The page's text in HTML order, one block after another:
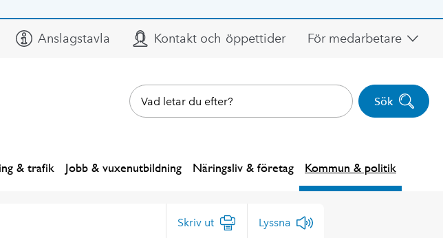
Anslagstavla Kontakt och öppettider För medarbetare
Sök
& trafik Jobb & vuxenutbildning Näringsliv & företag Kommun & politik
Skriv ut Lyssna